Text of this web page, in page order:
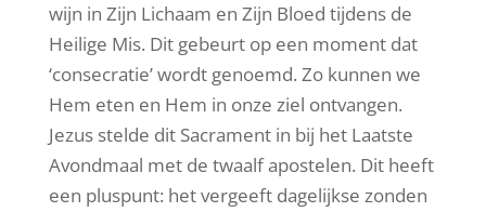
wijn in Zijn Lichaam en Zijn Bloed tijdens de
Heilige Mis. Dit gebeurt op een moment dat
‘consecratie’ wordt genoemd. Zo kunnen we
Hem eten en Hem in onze ziel ontvangen.
Jezus stelde dit Sacrament in bij het Laatste
Avondmaal met de twaalf apostelen. Dit heeft
een pluspunt: het vergeeft dagelijkse zonden